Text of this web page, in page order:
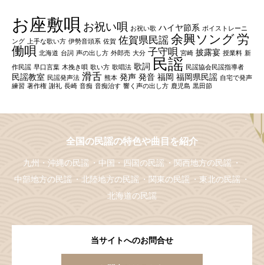
お座敷唄 お祝い唄 お祝い歌 ハイヤ節系 ボイストレーニ
ング
上手な歌い方 伊勢音頭系 佐賀 佐賀県民謡 余興ソング労
働唄 北海道 台詞 声の出し方 外郎売 大分 子守唄 宮崎 披露宴 授業料 新
作民謡 早口言葉 木挽き唄 歌い方 歌唱法 歌詞 民謡 民謡協会民謡指導者
民謡教室 民謡発声法 滑舌 熊本 発声 発音 福岡 福岡県民謡 自宅で発声
練習 著作権 謝礼 長崎 音痴 音痴治す 響く声の出し方 鹿児島 黒田節
全国の民謡の特色や曲目を紹介
九州・沖縄の民謡 中国・四国の民謡
関西地方の民謡
中部地方の民謡
北陸地方の民謡 関東の民謡
東北の民謡
北海道の民謡
当サイトへのお問合せ